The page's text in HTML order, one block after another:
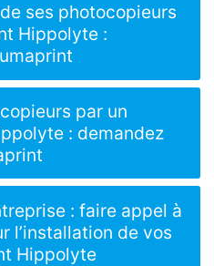
ses photocopieurs
Hippolyte :
par un
: demandez
: faire appel à
l’installation de vos
Hippolyte